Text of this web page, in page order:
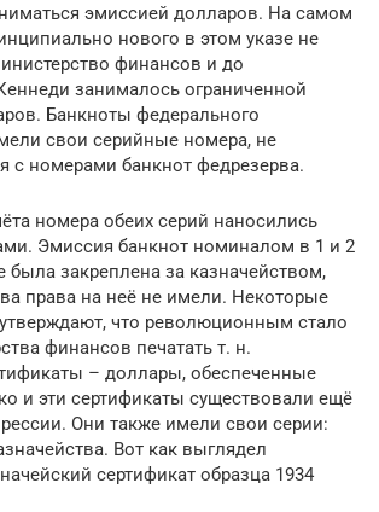
эмиссией долларов. На самом
нового в этом указе не
финансов и до
занималось ограниченной
Банкноты федерального
свои серийные номера, не
с номерами банкнот федрезерва.
номера обеих серий наносились
Эмиссия банкнот номиналом в 1 и 2
была закреплена за казначейством,
права на неё не имели. Некоторые
что революционным стало
финансов печатать т. н.
– доллары, обеспеченные
и эти сертификаты существовали ещё
Они также имели свои серии:
Вот как выглядел
сертификат образца 1934